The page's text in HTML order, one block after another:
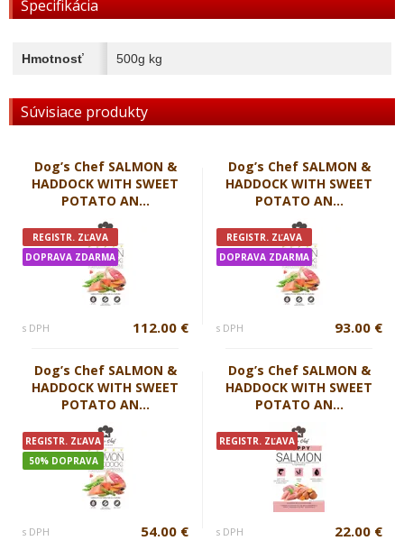
Špecifikácia
Hmotnosť 500g kg
Súvisiace produkty
Dog’s Chef SALMON &
HADDOCK WITH SWEET
POTATO AN...
REGISTR. ZĽAVA
DOPRAVA ZDARMA
s DPH 112.00 €
Dog’s Chef SALMON &
HADDOCK WITH SWEET
POTATO AN...
REGISTR. ZĽAVA
DOPRAVA ZDARMA
s DPH 93.00 €
Dog’s Chef SALMON &
HADDOCK WITH SWEET
POTATO AN...
REGISTR. ZĽAVA
50% DOPRAVA
s DPH 54.00 €
Dog’s Chef SALMON &
HADDOCK WITH SWEET
POTATO AN...
REGISTR. ZĽAVA
s DPH 22.00 €